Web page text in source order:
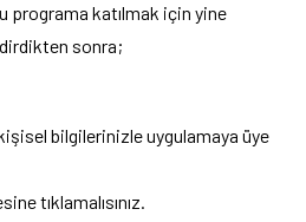
programa katılmak için yine
sonra;
kişisel bilgilerinizle uygulamaya üye
tıklamalısınız.